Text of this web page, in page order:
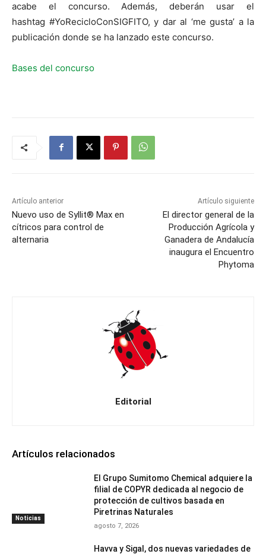
acabe el concurso. Además, deberán usar el
hashtag #YoRecicloConSIGFITO, y dar al ‘me gusta’ a la
publicación donde se ha lanzado este concurso.
Bases del concurso
Artículo anterior
Nuevo uso de Syllit® Max en
cítricos para control de
alternaria
Artículo siguiente
El director general de la
Producción Agrícola y
Ganadera de Andalucía
inaugura el Encuentro
Phytoma
Editorial
Artículos relacionados
Noticias
El Grupo Sumitomo Chemical adquiere la
filial de COPYR dedicada al negocio de
protección de cultivos basada en
Piretrinas Naturales
agosto 7, 2026
Havva y Sigal, dos nuevas variedades de